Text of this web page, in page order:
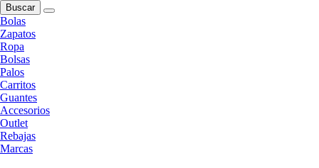
Buscar
Bolas
Zapatos
Ropa
Bolsas
Palos
Carritos
Guantes
Accesorios
Outlet
Rebajas
Marcas